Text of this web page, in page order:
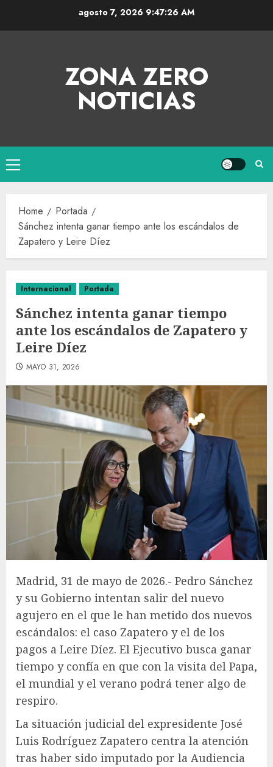
agosto 7, 2026 9:47:26 AM
ZONA ZERO
NOTICIAS
Home
Portada
Sánchez intenta ganar tiempo ante los escándalos de
Zapatero y Leire Díez
Internacional Portada
Sánchez intenta ganar tiempo
ante los escándalos de Zapatero y
Leire Díez
MAYO 31, 2026
Madrid, 31 de mayo de 2026.- Pedro Sánchez
y su Gobierno intentan salir del nuevo
agujero en el que le han metido dos nuevos
escándalos: el caso Zapatero y el de los
pagos a Leire Díez. El Ejecutivo busca ganar
tiempo y confía en que con la visita del Papa,
el mundial y el verano podrá tener algo de
respiro.
La situación judicial del expresidente José
Luis Rodríguez Zapatero centra la atención
tras haber sido imputado por la Audiencia